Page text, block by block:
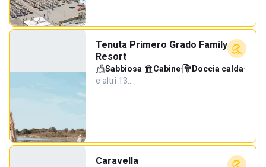
Tenuta Primero Grado Family
Resort
Sabbiosa· Cabine· Doccia calda·
e altri 13…
Caravella